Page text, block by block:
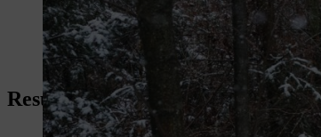
Resumen: Cuidado de bosques